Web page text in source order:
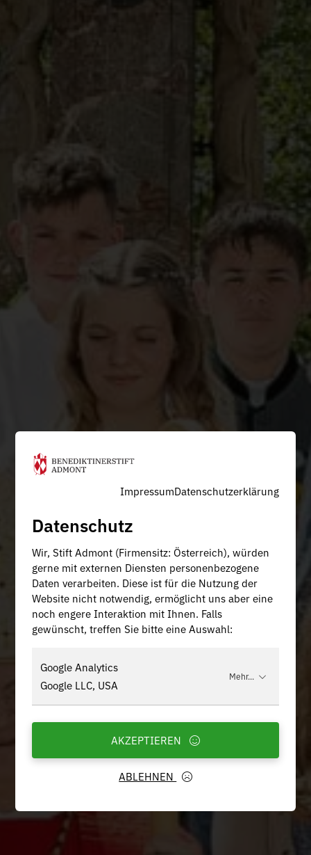
ImpressumDatenschutzerklärung
Datenschutz
Wir, Stift Admont (Firmensitz: Österreich), würden
gerne mit externen Diensten personenbezogene
Daten verarbeiten. Diese ist für die Nutzung der
Website nicht notwendig, ermöglicht uns aber eine
noch engere Interaktion mit Ihnen. Falls
gewünscht, treffen Sie bitte eine Auswahl:
Google Analytics
Google LLC, USA
Mehr...
ABLEHNEN
AKZEPTIEREN